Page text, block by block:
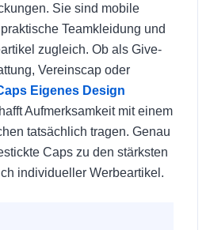
Sie sind mobile
Teamkleidung und
zugleich. Ob als Give-
Vereinscap oder
Eigenes Design
Aufmerksamkeit mit einem
tatsächlich tragen. Genau
Caps zu den stärksten
individueller Werbeartikel.